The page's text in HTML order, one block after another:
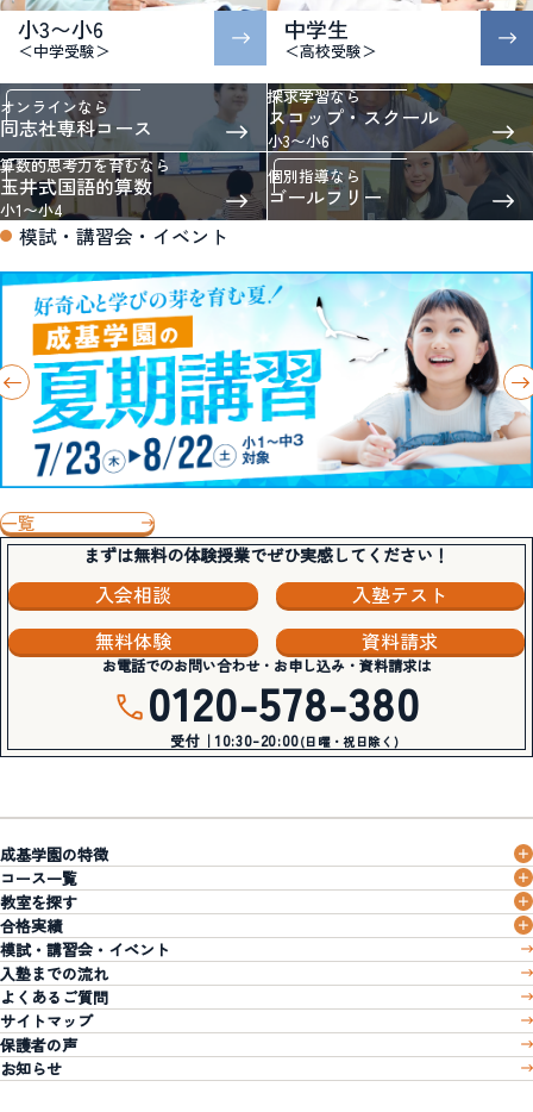
小3〜小6
＜中学受験＞
中学生
＜高校受験＞
オンラインなら
同志社専科コース
探求学習なら
スコップ・スクール
小3〜小6
算数的思考力を育むなら
玉井式国語的算数
小1〜小4
個別指導なら
ゴールフリー
模試・講習会・イベント
一覧
まずは無料の体験授業でぜひ実感してください！
入会相談
入塾テスト
無料体験
資料請求
お電話でのお問い合わせ・お申し込み・資料請求は
0120-578-380
受付｜10:30-20:00(日曜・祝日除く)
成基学園の特徴
コース一覧
教室を探す
合格実績
模試・講習会・イベント
入塾までの流れ
よくあるご質問
サイトマップ
保護者の声
お知らせ